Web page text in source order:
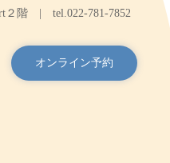
２階 | tel.022-781-7852
オンライン予約